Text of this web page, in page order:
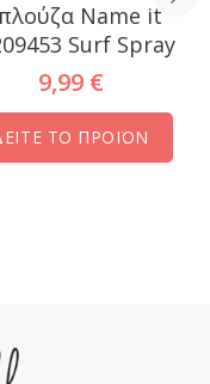
Name it
Surf Spray
9,99 €
ΤΟ ΠΡΟΪΟΝ